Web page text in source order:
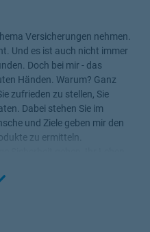
Versicherungen nehmen.
Und es ist auch nicht immer
Doch bei mir - das
Händen. Warum? Ganz
zufrieden zu stellen, Sie
Dabei stehen Sie im
und Ziele geben mir den
zu ermitteln.
alle Fragen rund um das
Click to